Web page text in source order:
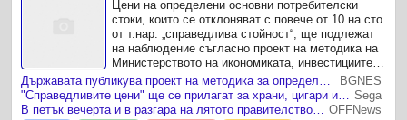
Цени на определени основни потребителски
стоки, които се отклоняват с повече от 10 на сто
от т.нар. „справедлива стойност“, ще подлежат
на наблюдение съгласно проект на методика на
Министерството на икономиката, инвестициите и
индустрията, публикуван за обществено
обсъждане ...
BGNES
Sega
OFFNews